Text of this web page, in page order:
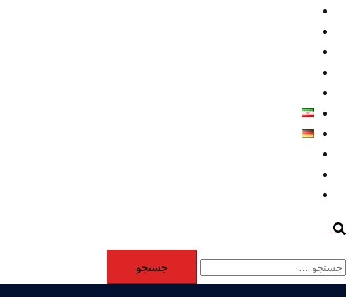
Search
جستجو
برای: